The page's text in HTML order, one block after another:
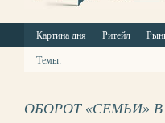
Картина дня Ритейл
Темы:
ОБОРОТ «СЕМЬИ» В